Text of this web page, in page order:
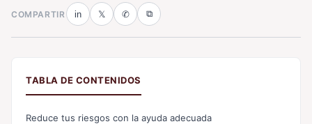
COMPARTIR in 𝕏 ✆ ⧉
TABLA DE CONTENIDOS
Reduce tus riesgos con la ayuda adecuada